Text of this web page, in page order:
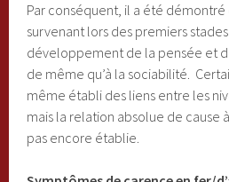
Par conséquent, il a été démontré
survenant lors des premiers
développement de la pensée et
de même qu’à la sociabilité.
même établi des liens entre les
mais la relation absolue de cause
pas encore établie.